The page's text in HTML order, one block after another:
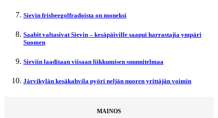
Sievin frisbeegolfradoista on moneksi
Saabit valtasivat Sievin – kesäpäiville saapui harrastajia ympäri
Suomen
Sieviin laaditaan viisaan liikkumisen suunnitelmaa
Järvikylän kesäkahvila pyöri neljän nuoren yrittäjän voimin
MAINOS